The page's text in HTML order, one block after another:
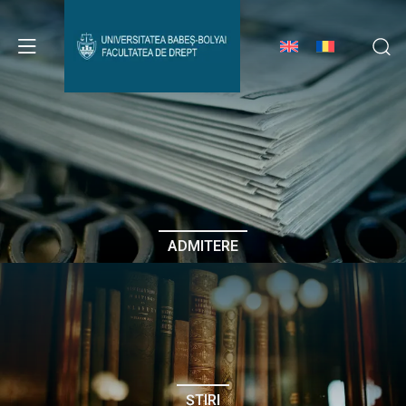
Avizier Studenți
Studii
Admitere
Erasmus & Internațional
Despre Facultate
ADMITERE
ȘTIRI